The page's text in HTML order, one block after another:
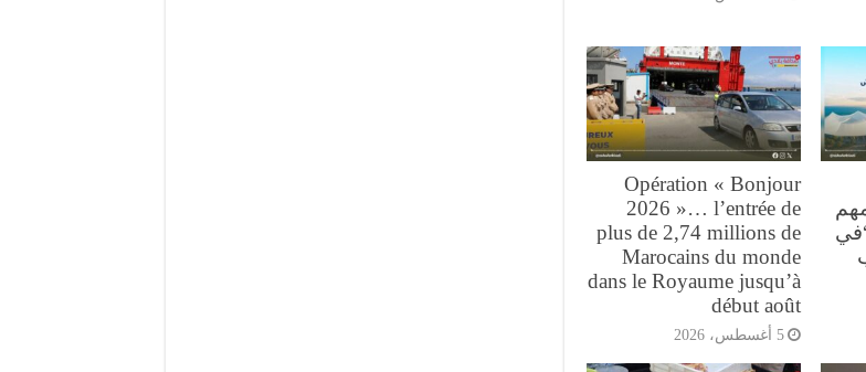
Opération « Bonjour
2026 »… l’entrée de
plus de 2,74 millions de
Marocains du monde
dans le Royaume jusqu’à
début août
5 أغسطس، 2026